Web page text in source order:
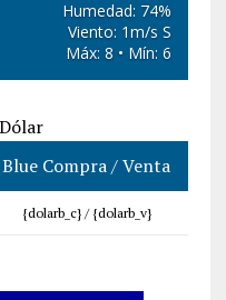
Humedad: 74%
Viento: 1m/s S
Máx: 8 • Mín: 6
Blue Compra / Venta
{dolarb_c} / {dolarb_v}